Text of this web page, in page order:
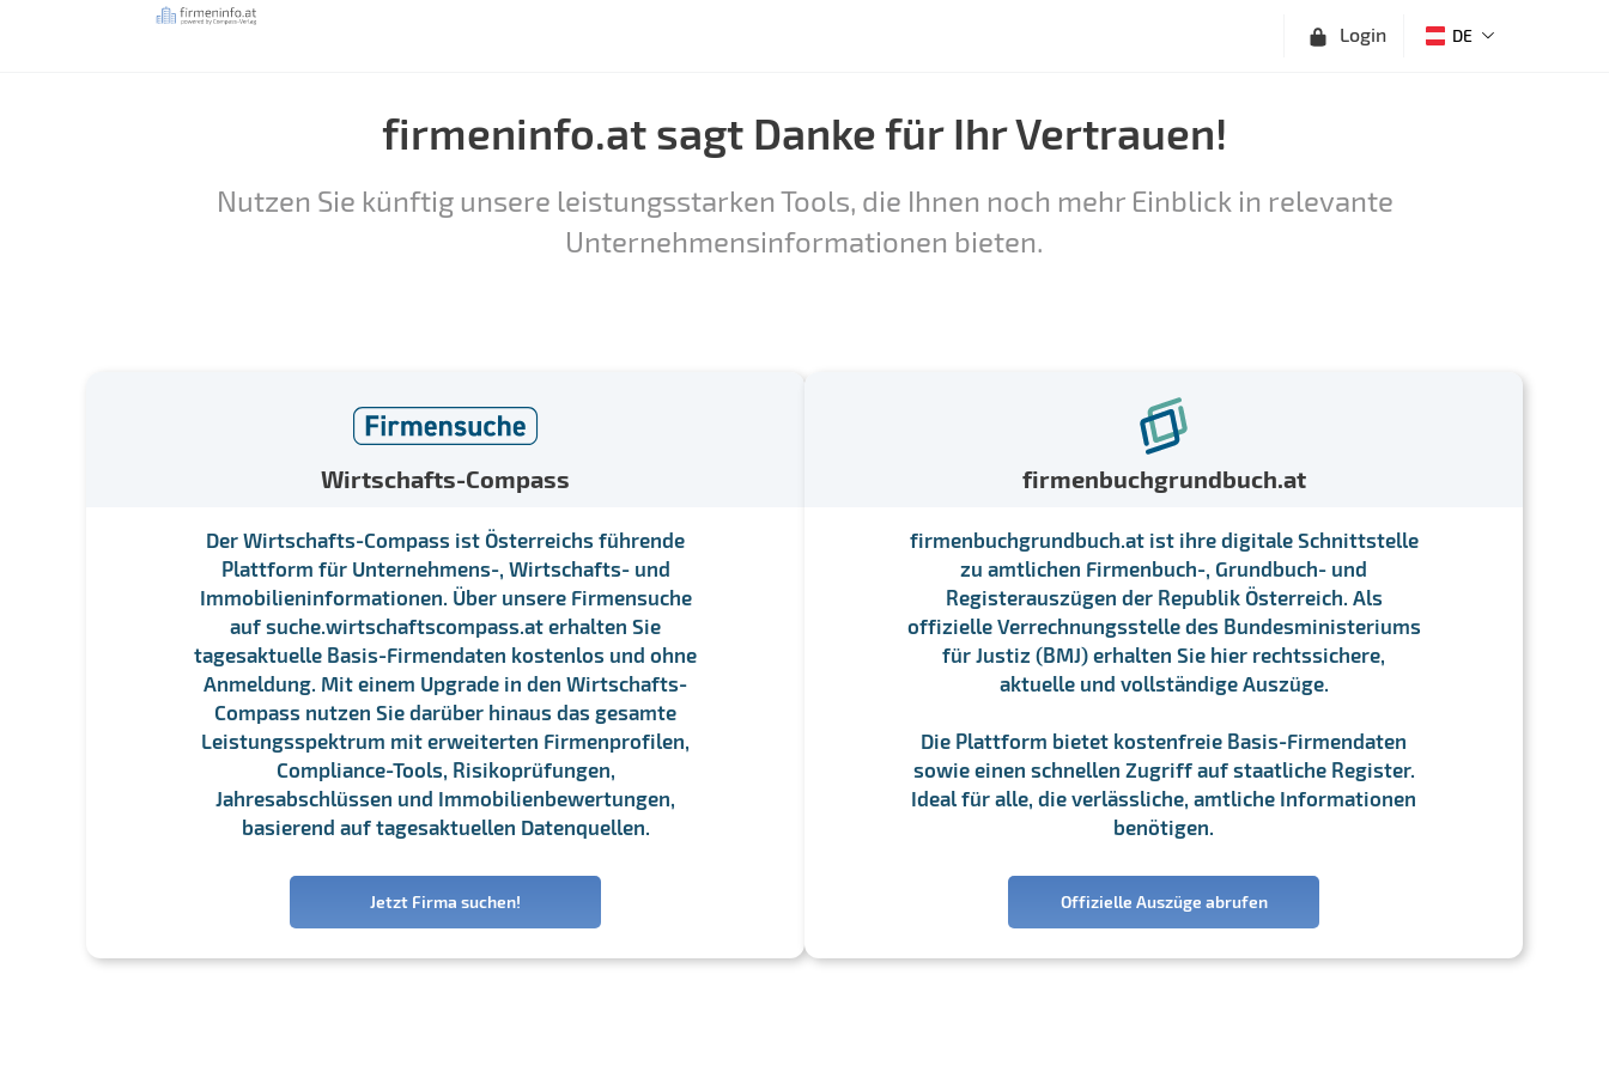
Login DE
firmeninfo.at sagt Danke für Ihr Vertrauen!
Nutzen Sie künftig unsere leistungsstarken Tools, die Ihnen noch mehr Einblick in relevante
Unternehmensinformationen bieten.
Wirtschafts-Compass
Der Wirtschafts-Compass ist Österreichs führende
Plattform für Unternehmens-, Wirtschafts- und
Immobilieninformationen. Über unsere Firmensuche
auf suche.wirtschaftscompass.at erhalten Sie
tagesaktuelle Basis-Firmendaten kostenlos und ohne
Anmeldung. Mit einem Upgrade in den Wirtschafts-
Compass nutzen Sie darüber hinaus das gesamte
Leistungsspektrum mit erweiterten Firmenprofilen,
Compliance-Tools, Risikoprüfungen,
Jahresabschlüssen und Immobilienbewertungen,
basierend auf tagesaktuellen Datenquellen.
Jetzt Firma suchen!
firmenbuchgrundbuch.at
firmenbuchgrundbuch.at ist ihre digitale Schnittstelle
zu amtlichen Firmenbuch-, Grundbuch- und
Registerauszügen der Republik Österreich. Als
offizielle Verrechnungsstelle des Bundesministeriums
für Justiz (BMJ) erhalten Sie hier rechtssichere,
aktuelle und vollständige Auszüge.
Die Plattform bietet kostenfreie Basis-Firmendaten
sowie einen schnellen Zugriff auf staatliche Register.
Ideal für alle, die verlässliche, amtliche Informationen
benötigen.
Offizielle Auszüge abrufen